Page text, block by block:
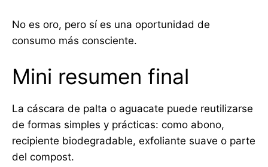
No es oro, pero sí es una oportunidad de
consumo más consciente.
Mini resumen final
La cáscara de palta o aguacate puede reutilizarse
de formas simples y prácticas: como abono,
recipiente biodegradable, exfoliante suave o parte
del compost.